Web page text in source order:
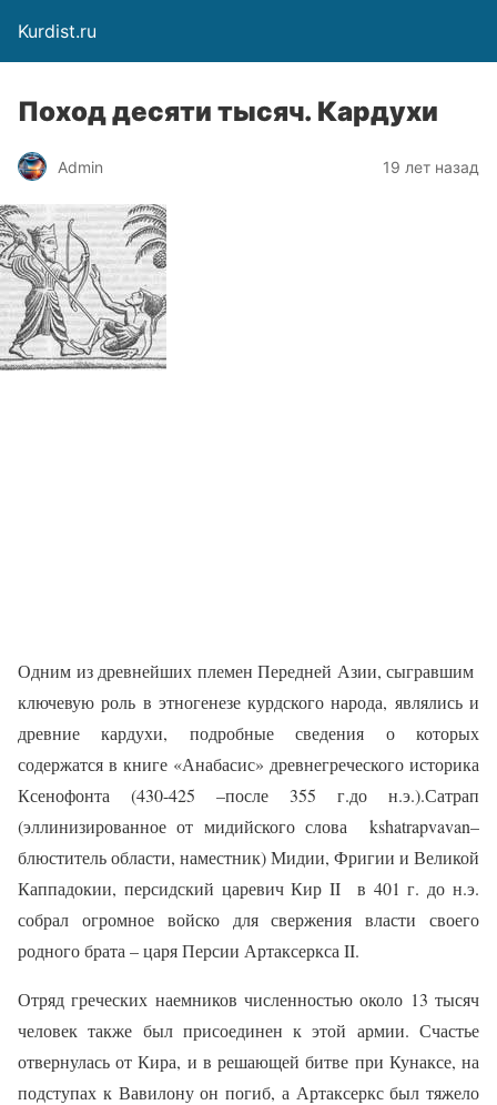
Kurdist.ru
Поход десяти тысяч. Кардухи
Admin 19 лет назад
Одним из древнейших племен Передней Азии, сыгравшим
ключевую роль в этногенезе курдского народа, являлись и
древние кардухи, подробные сведения о которых
содержатся в книге «Анабасис» древнегреческого историка
Ксенофонта (430-425 –после 355 г.до н.э.).Сатрап
(эллинизированное от мидийского слова kshatrapvavan–
блюститель области, наместник) Мидии, Фригии и Великой
Каппадокии, персидский царевич Кир II
в 401 г. до н.э.
собрал огромное войско для свержения власти своего
родного брата – царя Персии Артаксеркса II.
Отряд греческих наемников численностью около 13 тысяч
человек также был присоединен к этой армии. Счастье
отвернулась от Кира, и в решающей битве при Кунаксе, на
подступах к Вавилону он погиб, а Артаксеркс был тяжело